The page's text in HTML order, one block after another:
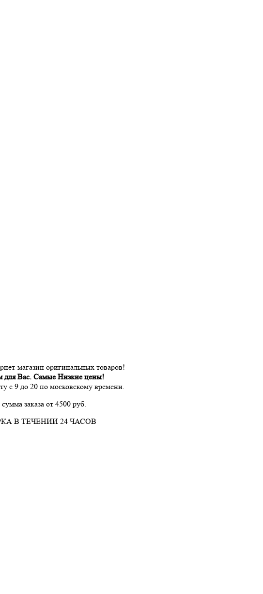
магазин оригинальных товаров!
для Вас. Самые Низкие цены!
с 9 до 20 по московскому времени.
заказа от 4500 руб.
В ТЕЧЕНИИ 24 ЧАСОВ